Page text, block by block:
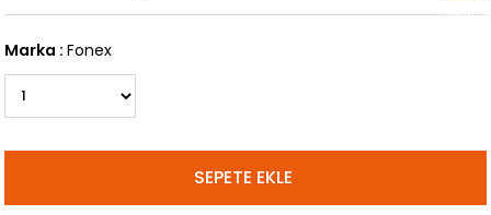
İndirim
Marka : Fonex